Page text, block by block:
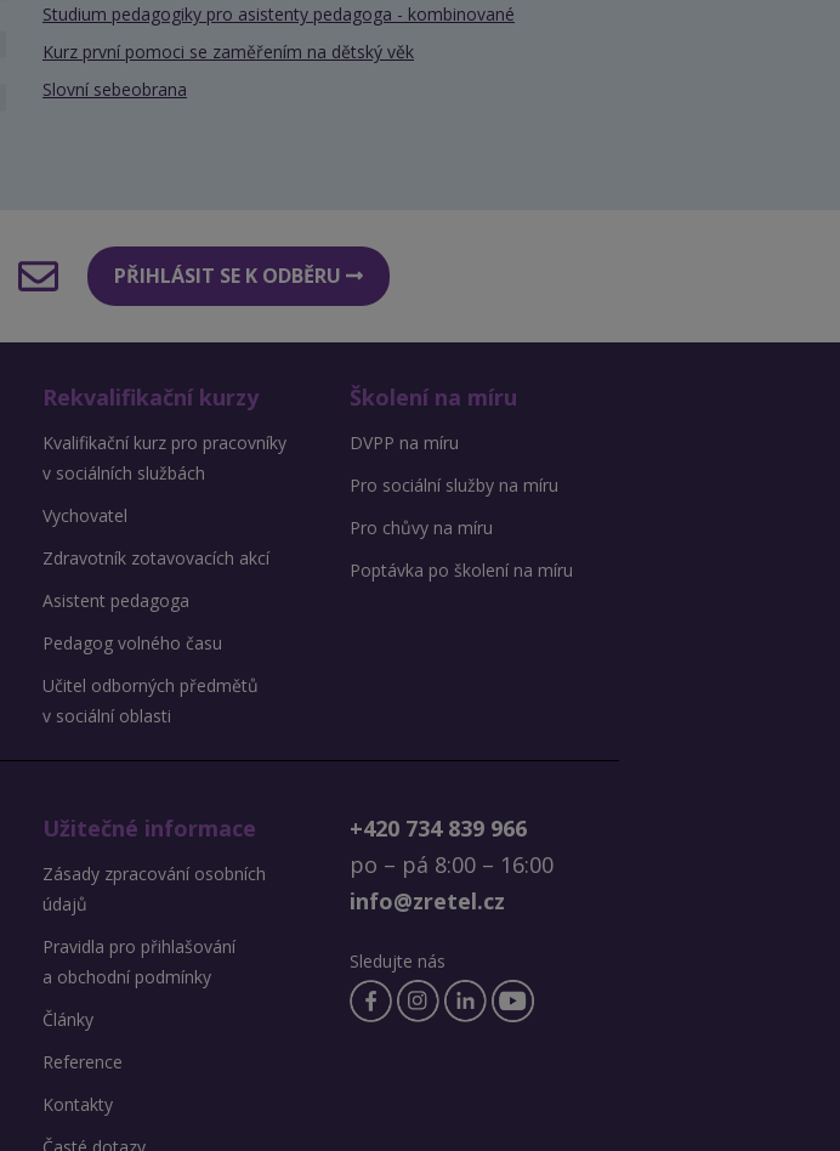
Studium pedagogiky pro asistenty pedagoga - kombinované
Kurz první pomoci se zaměřením na dětský věk
Slovní sebeobrana
PŘIHLÁSIT SE K ODBĚRU
Rekvalifikační kurzy
Kvalifikační kurz pro pracovníky
v sociálních službách
Vychovatel
Zdravotník zotavovacích akcí
Asistent pedagoga
Pedagog volného času
Učitel odborných předmětů
v sociální oblasti
Školení na míru
DVPP na míru
Pro sociální služby na míru
Pro chůvy na míru
Poptávka po školení na míru
Užitečné informace
Zásady zpracování osobních
údajů
Pravidla pro přihlašování
a obchodní podmínky
Články
Reference
Kontakty
Časté dotazy
+420 734 839 966
po – pá 8:00 – 16:00
info@zretel.cz
Sledujte nás